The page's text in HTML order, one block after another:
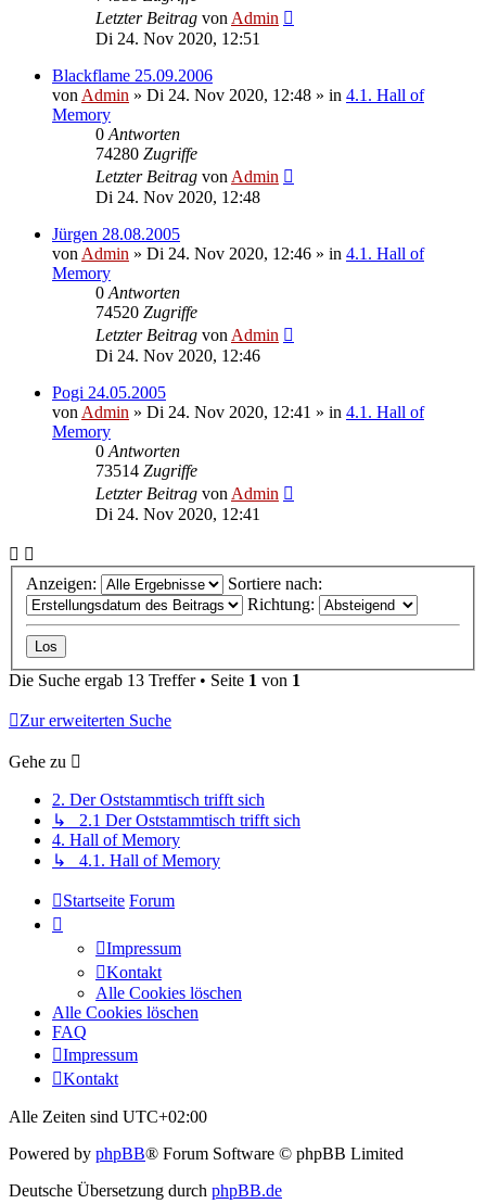
Letzter Beitrag vonAdmin
Di 24. Nov 2020, 12:51
Blackflame 25.09.2006
vonAdmin » Di 24. Nov 2020, 12:48 » in 4.1. Hall of
Memory
0Antworten
74280 Zugriffe
Letzter Beitrag vonAdmin
Di 24. Nov 2020, 12:48
Jürgen 28.08.2005
vonAdmin » Di 24. Nov 2020, 12:46 » in 4.1. Hall of
Memory
0Antworten
74520 Zugriffe
Letzter Beitrag vonAdmin
Di 24. Nov 2020, 12:46
Pogi 24.05.2005
vonAdmin » Di 24. Nov 2020, 12:41 » in 4.1. Hall of
Memory
0Antworten
73514 Zugriffe
Letzter Beitrag vonAdmin
Di 24. Nov 2020, 12:41
Anzeigen:
Sortiere nach:
Richtung:
Die Suche ergab 13 Treffer • Seite 1 von 1
Zur erweiterten Suche
Gehe zu
2. Der Oststammtisch trifft sich
↳ 2.1 Der Oststammtisch trifft sich
4. Hall of Memory
↳ 4.1. Hall of Memory
Startseite Forum
Impressum
Kontakt
Alle Cookies löschen
Alle Cookies löschen
FAQ
Impressum
Kontakt
Alle Zeiten sind UTC+02:00
Powered by phpBB® Forum Software © phpBB Limited
Deutsche Übersetzung durch phpBB.de